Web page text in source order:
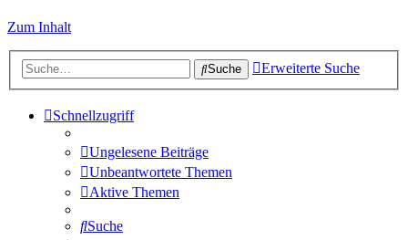
Zum Inhalt
Suche Erweiterte Suche
Schnellzugriff
Ungelesene Beiträge
Unbeantwortete Themen
Aktive Themen
Suche